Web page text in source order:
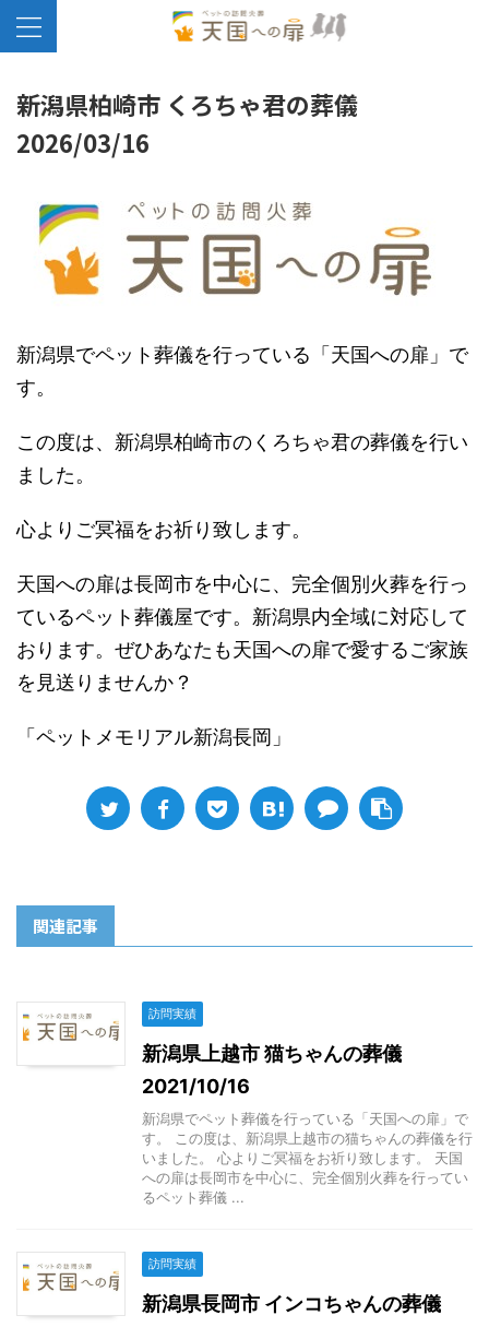
新潟県柏崎市 くろちゃ君の葬儀
2026/03/16
新潟県でペット葬儀を行っている「天国への扉」で
す。
この度は、新潟県柏崎市のくろちゃ君の葬儀を行い
ました。
心よりご冥福をお祈り致します。
天国への扉は長岡市を中心に、完全個別火葬を行っ
ているペット葬儀屋です。新潟県内全域に対応して
おります。ぜひあなたも天国への扉で愛するご家族
を見送りませんか？
「ペットメモリアル新潟長岡」
関連記事
訪問実績
新潟県上越市 猫ちゃんの葬儀
2021/10/16
新潟県でペット葬儀を行っている「天国への扉」で
す。 この度は、新潟県上越市の猫ちゃんの葬儀を行
いました。 心よりご冥福をお祈り致します。 天国
への扉は長岡市を中心に、完全個別火葬を行ってい
るペット葬儀 ...
訪問実績
新潟県長岡市 インコちゃんの葬儀